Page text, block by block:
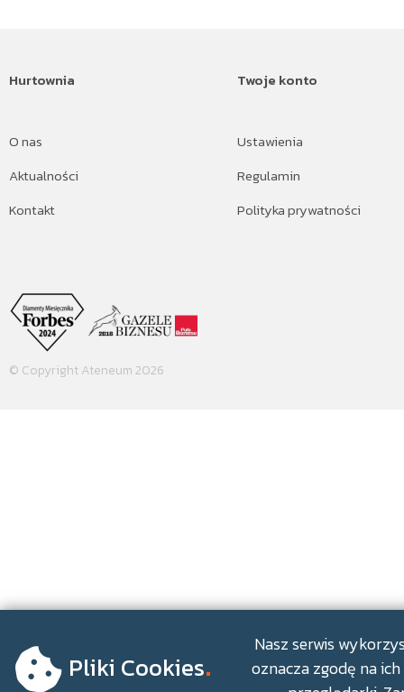
Hurtownia
O nas
Aktualności
Kontakt
Twoje konto
Ustawienia
Regulamin
Polityka prywatności
© Copyright Ateneum 2026
Pliki Cookies.
Nasz serwis
oznacza zgodę na